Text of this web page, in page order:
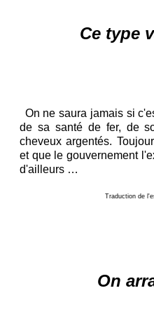
Ce type
On ne saura jamais si
de sa santé de fer, de
cheveux argentés.
et que le gouvernement
d'ailleurs …
Traduction de
On